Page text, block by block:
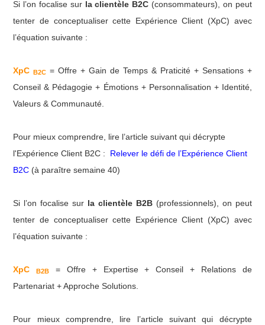
Si l’on focalise sur la clientèle B2C (consommateurs), on peut
tenter de conceptualiser cette Expérience Client (XpC) avec
l’équation suivante :
XpCB2C = Offre + Gain de Temps & Praticité + Sensations +
Conseil & Pédagogie + Émotions + Personnalisation + Identité,
Valeurs & Communauté.
Pour mieux comprendre, lire l’article suivant qui décrypte
l'Expérience Client B2C : Relever le défi de l’Expérience Client
B2C (à paraître semaine 40)
Si l’on focalise sur la clientèle B2B(professionnels), on peut
tenter de conceptualiser cette Expérience Client (XpC) avec
l’équation suivante :
XpCB2B
= Offre + Expertise + Conseil + Relations de
Partenariat + Approche Solutions.
Pour mieux comprendre, lire l’article suivant qui décrypte